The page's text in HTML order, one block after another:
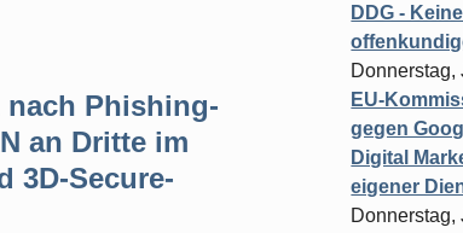
nach Phishing-
an Dritte im
3D-Secure-
DDG -
Donnerstag,
EU-
gegen
Digital
eigener
Donnerstag,